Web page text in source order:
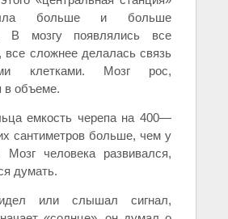
больше и больше
В мозгу появлялись все
все сложнее делалась связь
клетками. Мозг рос,
в объеме.
емкость черепа на 400—
сантиметров больше, чем у
Мозг человека развивался,
думать.
или слышал сигнал,